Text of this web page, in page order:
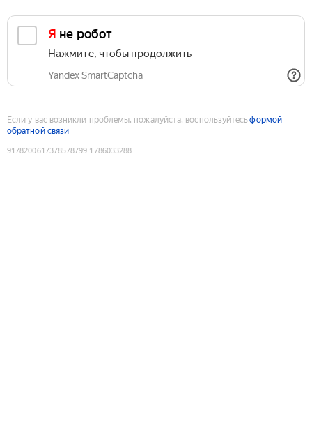
Я не робот
Нажмите, чтобы продолжить
Yandex SmartCaptcha
Если у вас возникли проблемы, пожалуйста, воспользуйтесьформой
обратной связи
9178200617378578799:1786033288